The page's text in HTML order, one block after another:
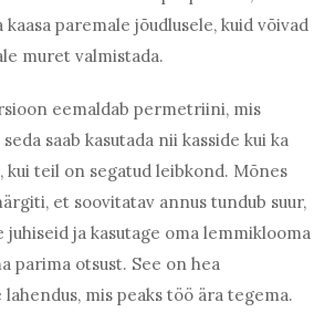
kaasa paremale jõudlusele, kuid võivad
muret valmistada.
eemaldab permetriini, mis
saab kasutada nii kasside kui ka
kui teil on segatud leibkond. Mõnes
et soovitatav annus tundub suur,
juhiseid ja kasutage oma lemmiklooma
parima otsust. See on hea
mis peaks töö ära tegema.